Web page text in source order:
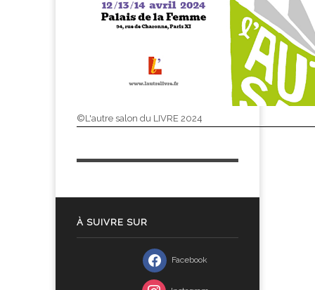
©L'autre salon du LIVRE 2024
À SUIVRE SUR
Facebook